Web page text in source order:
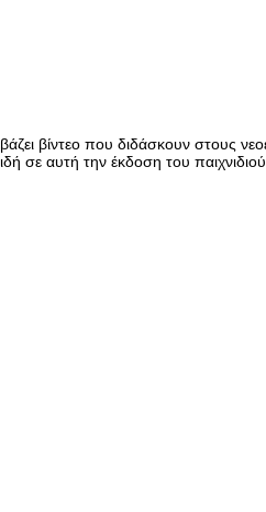
βίντεο που διδάσκουν στους
σε αυτή την έκδοση του